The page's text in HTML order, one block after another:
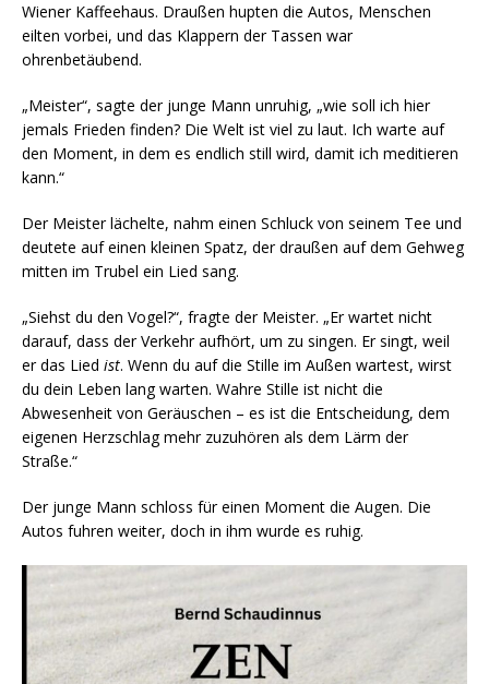
Wiener Kaffeehaus. Draußen hupten die Autos, Menschen
eilten vorbei, und das Klappern der Tassen war
ohrenbetäubend.
„Meister“, sagte der junge Mann unruhig, „wie soll ich hier
jemals Frieden finden? Die Welt ist viel zu laut. Ich warte auf
den Moment, in dem es endlich still wird, damit ich meditieren
kann.“
Der Meister lächelte, nahm einen Schluck von seinem Tee und
deutete auf einen kleinen Spatz, der draußen auf dem Gehweg
mitten im Trubel ein Lied sang.
„Siehst du den Vogel?“, fragte der Meister. „Er wartet nicht
darauf, dass der Verkehr aufhört, um zu singen. Er singt, weil
er das Lied ist. Wenn du auf die Stille im Außen wartest, wirst
du dein Leben lang warten. Wahre Stille ist nicht die
Abwesenheit von Geräuschen – es ist die Entscheidung, dem
eigenen Herzschlag mehr zuzuhören als dem Lärm der
Straße.“
Der junge Mann schloss für einen Moment die Augen. Die
Autos fuhren weiter, doch in ihm wurde es ruhig.